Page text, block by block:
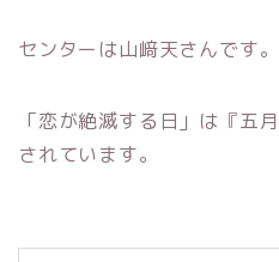
センターは山﨑天さんです。
「恋が絶滅する日」は『五
されています。